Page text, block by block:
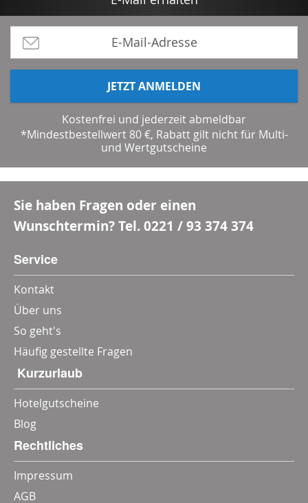
JETZT ANMELDEN
Kostenfrei und jederzeit abmeldbar
*Mindestbestellwert 80 €, Rabatt gilt nicht für Multi-
und Wertgutscheine
Sie haben Fragen oder einen
Wunschtermin? Tel.0221 / 93 374 374
Service
Kontakt
Über uns
So geht's
Häufig gestellte Fragen
‎ Kurzurlaub
Hotelgutscheine
Blog
Rechtliches
Impressum
AGB